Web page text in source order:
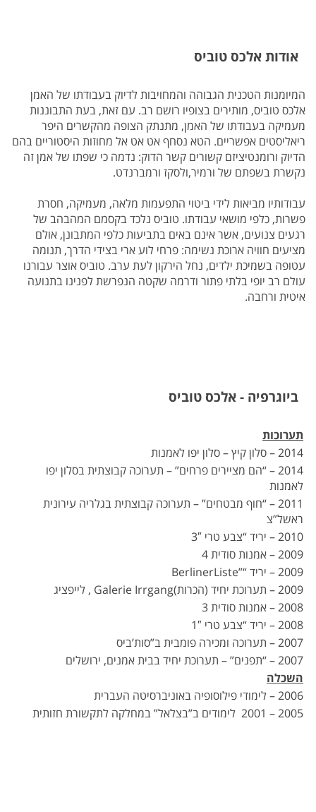
אודות אלכס טוביס
המיומנות הטכנית הגבוהה והמחויבות לדיוק בעבודתו של האמן
אלכס טוביס, מותירים בצופיו רושם רב. עם זאת, בעת התבוננות
מעמיקה בעבודתו של האמן, מתנתק הצופה מהקשרים היפר
ריאליסטים אפשריים. הטא נסחף אט אט אל מחוזות היסטוריים בהם
הדיוק ורומנטיציזם קשורים קשר הדוק: נדמה כי שפתו של אמן זה
נקשרת בשפתם של ורמיר,ולסקז ורמברנדט.
עבודותיו מביאות לידי ביטוי התפעמות מלאה, מעמיקה, חסרת
פשרות, כלפי מושאי עבודתו. טוביס נלכד בקסמם המהבהב של
רגעים צנועים, אשר אינם באים בתביעות כלפי המתבונן, אולם
מציעים חוויה ארוכת נשימה: פרחי לוע ארי בצידי הדרך, תנומה
עטופה בשמיכת ילדים, נחל הירקון לעת ערב. טוביס אוצר עבורנו
עולם רב יופי בלתי פתור ודרמה שקטה הנפרשת לפנינו בתנועה
איטית ורחבה.
ביוגרפיה - אלכס טוביס
תערוכות
2014 – סלון קיץ – סלון יפו לאמנות
2014 – “הם מציירים פרחים” – תערוכה קבוצתית בסלון יפו
לאמנות
2011 – “חוף מבטחים” – תערוכה קבוצתית בגלריה עירונית
ראשל”צ
2010 – יריד “צבע טרי 3″
2009 – אמנות סודית 4
2009 – יריד “”BerlinerListe
2009 – תערוכת יחיד (הכרות)Galerie Irrgang , לייפציג
2008 – אמנות סודית 3
2008 – יריד “צבע טרי 1″
2007 – תערוכה ומכירה פומבית ב”סות’ביס
2007 – “תפנים” – תערוכת יחיד בבית אמנים, ירושלים
השכלה
2006 – לימודי פילוסופיה באוניברסיטה העברית
2005 – 2001 לימודים ב”בצלאל” במחלקה לתקשורת חזותית